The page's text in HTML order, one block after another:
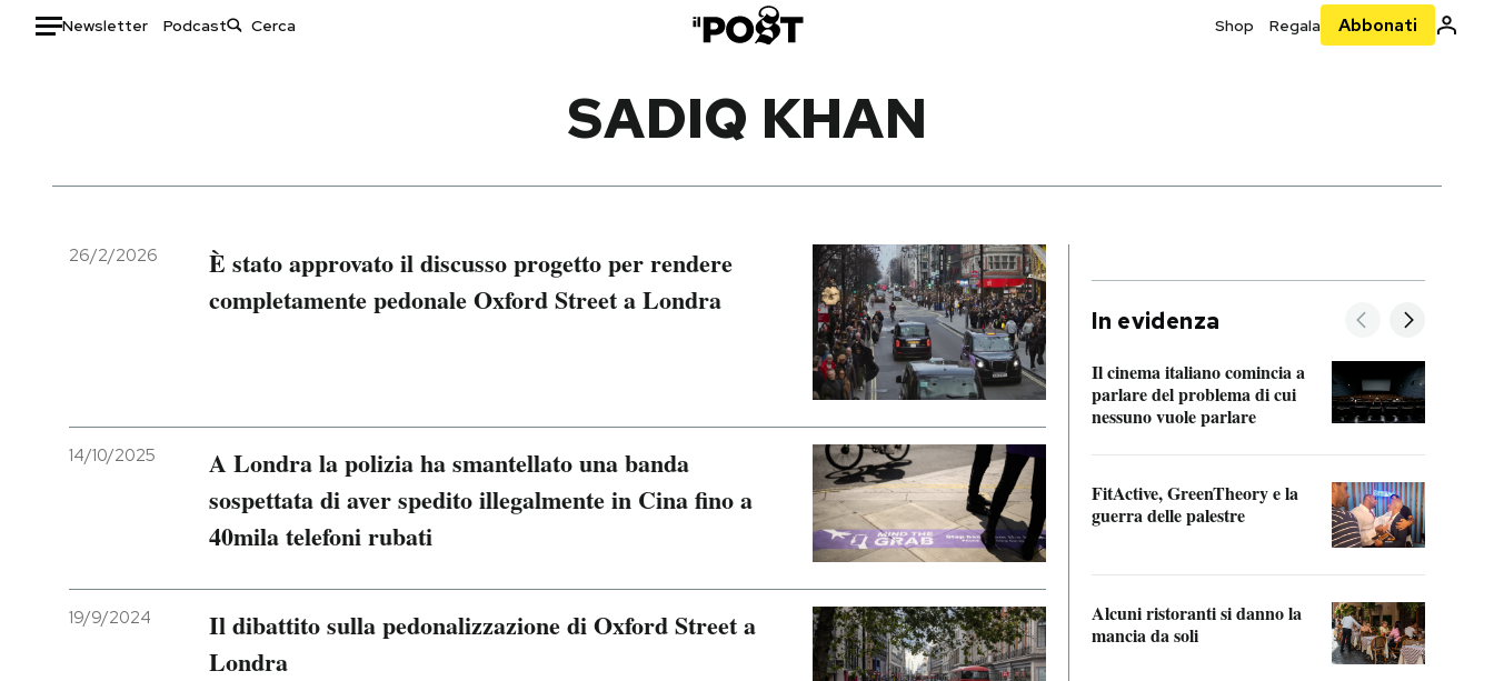
Newsletter Podcast Shop Regala Abbonati
Italia
Politica
Moda
Storie/Idee
Ok Boomer!
NEWSLETTER
SADIQ KHAN
26/2/2026
È stato approvato il discusso progetto per rendere
completamente pedonale Oxford Street a Londra
14/10/2025
A Londra la polizia ha smantellato una banda
sospettata di aver spedito illegalmente in Cina fino a
40mila telefoni rubati
19/9/2024
Il dibattito sulla pedonalizzazione di Oxford Street a
Londra
In evidenza
Il cinema italiano comincia a
parlare del problema di cui
nessuno vuole parlare
FitActive, GreenTheory e la
guerra delle palestre
Alcuni ristoranti si danno la
mancia da soli